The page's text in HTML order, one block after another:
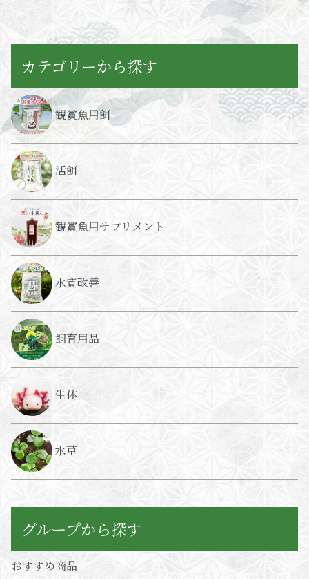
カテゴリーから探す
観賞魚用餌
活餌
観賞魚用サプリメント
水質改善
飼育用品
生体
水草
グループから探す
おすすめ商品